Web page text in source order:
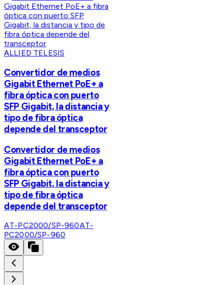
ALLIED TELESIS
Convertidor de medios
Gigabit Ethernet PoE+ a
fibra óptica con puerto
SFP Gigabit, la distancia y
tipo de fibra óptica
depende del transceptor
Convertidor de medios
Gigabit Ethernet PoE+ a
fibra óptica con puerto
SFP Gigabit, la distancia y
tipo de fibra óptica
depende del transceptor
AT-PC2000/SP-960AT-
PC2000/SP-960